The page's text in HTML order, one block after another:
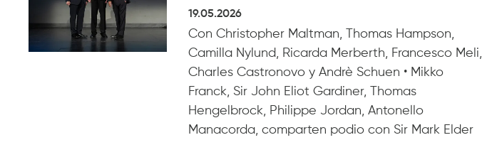
19.05.2026
Con Christopher Maltman, Thomas Hampson,
Camilla Nylund, Ricarda Merberth, Francesco Meli,
Charles Castronovo y Andrè Schuen • Mikko
Franck, Sir John Eliot Gardiner, Thomas
Hengelbrock, Philippe Jordan, Antonello
Manacorda, comparten podio con Sir Mark Elder